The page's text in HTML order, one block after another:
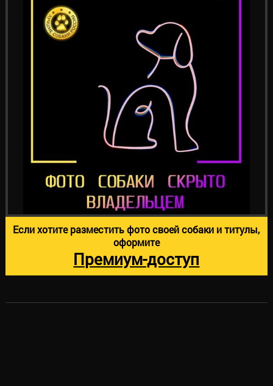
Если хотите разместить фото своей собаки и титулы,
оформите
Премиум-доступ